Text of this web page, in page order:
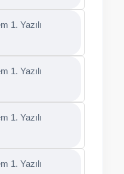
1. Yazılı
1. Yazılı
1. Yazılı
1. Yazılı